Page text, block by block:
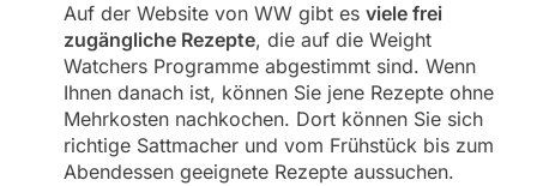
Auf der Website von WW gibt es viele frei
zugängliche Rezepte, die auf die Weight
Watchers Programme abgestimmt sind. Wenn
Ihnen danach ist, können Sie jene Rezepte ohne
Mehrkosten nachkochen. Dort können Sie sich
richtige Sattmacher und vom Frühstück bis zum
Abendessen geeignete Rezepte aussuchen.